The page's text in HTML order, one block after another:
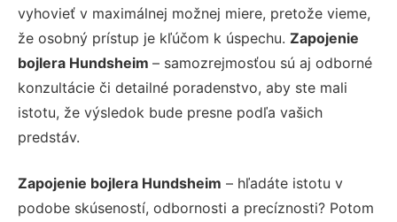
vyhovieť v maximálnej možnej miere, pretože vieme,
že osobný prístup je kľúčom k úspechu. Zapojenie
bojlera Hundsheim – samozrejmosťou sú aj odborné
konzultácie či detailné poradenstvo, aby ste mali
istotu, že výsledok bude presne podľa vašich
predstáv.
Zapojenie bojlera Hundsheim – hľadáte istotu v
podobe skúseností, odbornosti a precíznosti? Potom